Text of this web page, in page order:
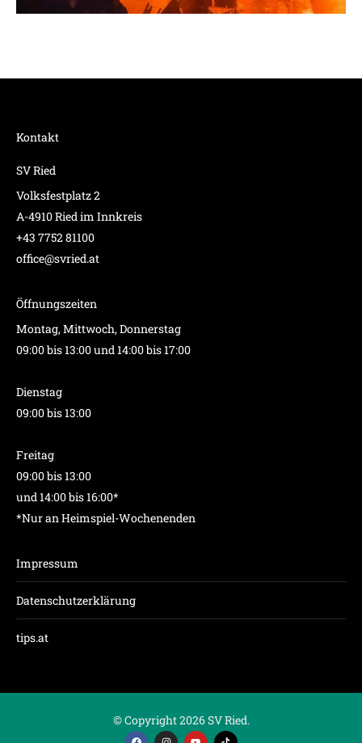
Kontakt
SV Ried
Volksfestplatz 2
A-4910 Ried im Innkreis
+43 7752 81100
office@svried.at
Öffnungszeiten
Montag, Mittwoch, Donnerstag
09:00 bis 13:00 und 14:00 bis 17:00
Dienstag
09:00 bis 13:00
Freitag
09:00 bis 13:00
und 14:00 bis 16:00*
*Nur an Heimspiel-Wochenenden
Impressum
Datenschutzerklärung
tips.at
© Copyright 2026 SV Ried.